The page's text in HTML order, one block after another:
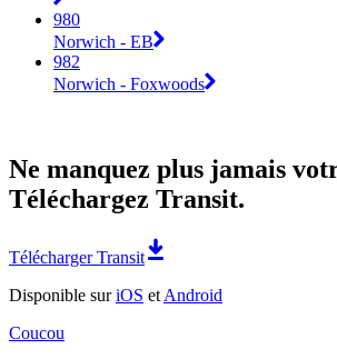
980
Norwich - EB
982
Norwich - Foxwoods
Ne manquez plus jamais
Téléchargez Transit.
Télécharger Transit
Disponible suriOS et Android
Coucou